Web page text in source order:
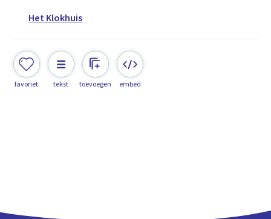
Het Klokhuis
favoriet tekst toevoegen embed